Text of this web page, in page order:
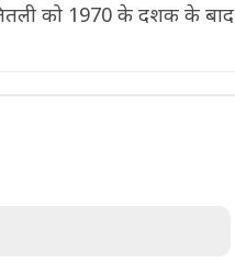
को 1970 के दशक के बाद